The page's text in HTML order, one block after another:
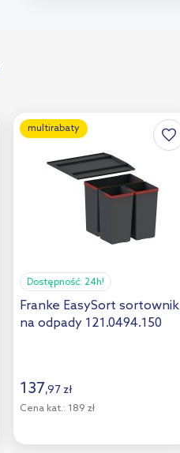
multirabaty
Dostępność: 24h!
Franke EasySort sortownik
na odpady 121.0494.150
137,97 zł
Cena kat.: 189 zł